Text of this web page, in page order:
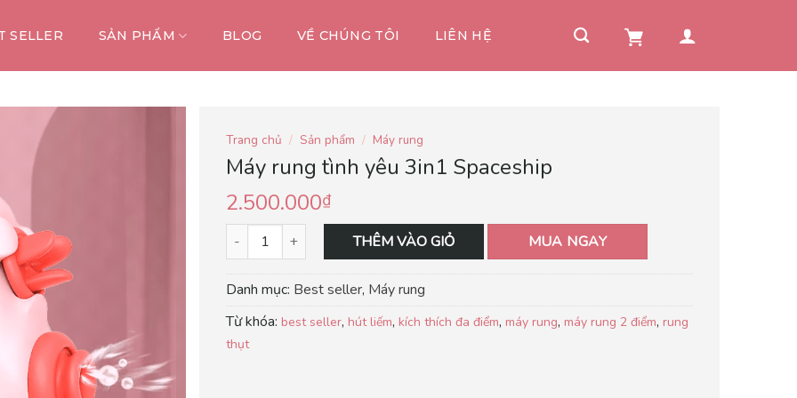
SELLER SẢN PHẨM BLOG VỀ CHÚNG TÔI LIÊN HỆ
Trang chủ / Sản phẩm / Máy rung
Máy rung tình yêu 3in1 Spaceship
2.500.000₫
THÊM VÀO GIỎ MUA NGAY
Danh mục: Best seller, Máy rung
Từ khóa: best seller, hút liếm, kích thích đa điểm, máy rung, máy rung 2 điểm, rung
thụt